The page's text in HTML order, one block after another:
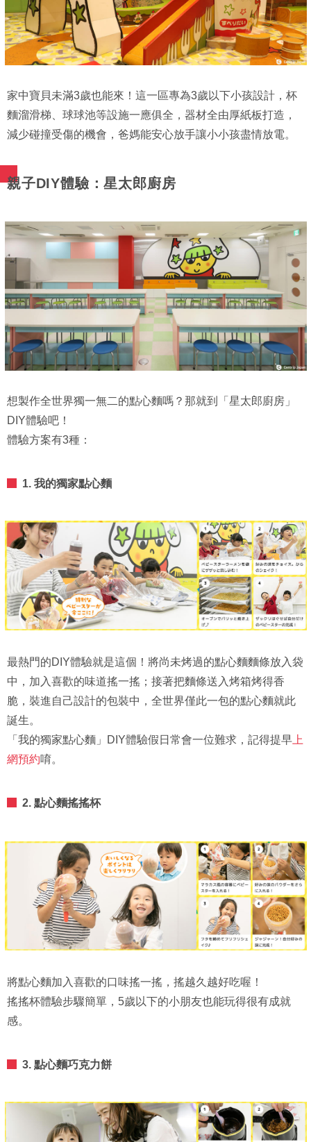
家中寶貝未滿3歲也能來！這一區專為3歲以下小孩設計，杯
麵溜滑梯、球球池等設施一應俱全，器材全由厚紙板打造，
減少碰撞受傷的機會，爸媽能安心放手讓小小孩盡情放電。
親子DIY體驗：星太郎廚房
想製作全世界獨一無二的點心麵嗎？那就到「星太郎廚房」
DIY體驗吧！
體驗方案有3種：
1. 我的獨家點心麵
最熱門的DIY體驗就是這個！將尚未烤過的點心麵麵條放入袋
中，加入喜歡的味道搖一搖；接著把麵條送入烤箱烤得香
脆，裝進自己設計的包裝中，全世界僅此一包的點心麵就此
誕生。
「我的獨家點心麵」DIY體驗假日常會一位難求，記得提早 上
網預約唷。
2. 點心麵搖搖杯
將點心麵加入喜歡的口味搖一搖，搖越久越好吃喔！
搖搖杯體驗步驟簡單，5歲以下的小朋友也能玩得很有成就
感。
3. 點心麵巧克力餅